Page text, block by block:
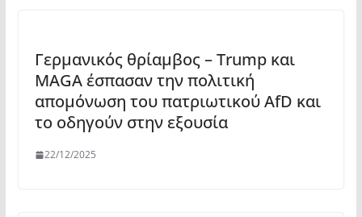
Γερμανικός θρίαμβος – Trump και
MAGA έσπασαν την πολιτική
απομόνωση του πατριωτικού AfD και
το οδηγούν στην εξουσία
22/12/2025